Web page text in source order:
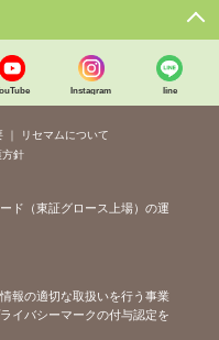
Instagram line
リセマムについて
針
ド（東証グロース上場）の運
報の適切な取扱いを行う事業
イバシーマークの付与認定を